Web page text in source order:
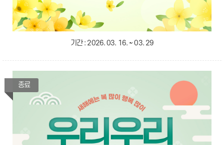
기간 : 2026. 03. 16. ~ 03. 29
종료